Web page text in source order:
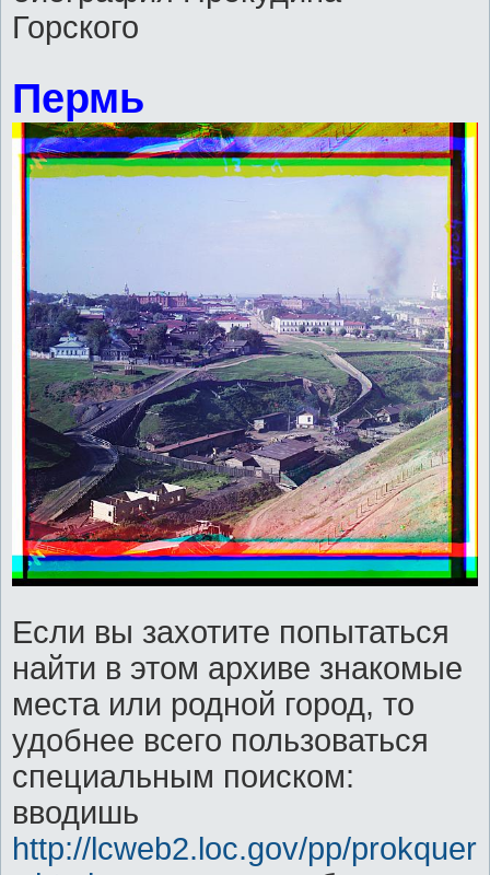
Горского
Пермь
Если вы захотите попытаться
найти в этом архиве знакомые
места или родной город, то
удобнее всего пользоваться
специальным поиском:
вводишь
http://lcweb2.loc.gov/pp/prokquer